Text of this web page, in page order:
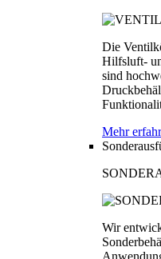
Die
Hilfsluft-
sind
Mehr
Wir